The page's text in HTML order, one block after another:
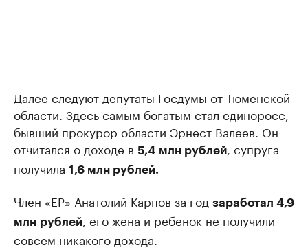
Далее следуют депутаты Госдумы от Тюменской
области. Здесь самым богатым стал единоросс,
бывший прокурор области Эрнест Валеев. Он
отчитался о доходе в 5,4 млн рублей, супруга
получила 1,6 млн рублей.
Член «ЕР» Анатолий Карпов за год заработал 4,9
млн рублей, его жена и ребенок не получили
совсем никакого дохода.